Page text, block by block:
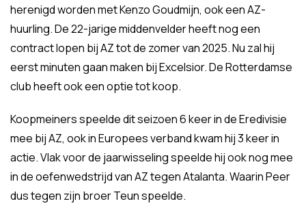
herenigd worden met Kenzo Goudmijn, ook een AZ-
huurling. De 22-jarige middenvelder heeft nog een
contract lopen bij AZ tot de zomer van 2025. Nu zal hij
eerst minuten gaan maken bij Excelsior. De Rotterdamse
club heeft ook een optie tot koop.
Koopmeiners speelde dit seizoen 6 keer in de Eredivisie
mee bij AZ, ook in Europees verband kwam hij 3 keer in
actie. Vlak voor de jaarwisseling speelde hij ook nog mee
in de oefenwedstrijd van AZ tegen Atalanta. Waarin Peer
dus tegen zijn broer Teun speelde.